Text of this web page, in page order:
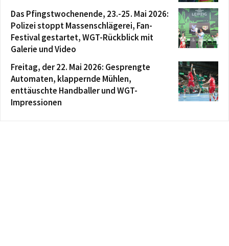
Das Pfingstwochenende, 23.-25. Mai 2026:
Polizei stoppt Massenschlägerei, Fan-
Festival gestartet, WGT-Rückblick mit
Galerie und Video
Freitag, der 22. Mai 2026: Gesprengte
Automaten, klappernde Mühlen,
enttäuschte Handballer und WGT-
Impressionen